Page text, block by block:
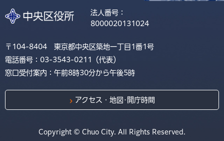
法人番号：
8000020131024
〒104-8404 東京都中央区築地一丁目1番1号
電話番号：03-3543-0211（代表）
窓口受付案内：午前8時30分から午後5時
アクセス・地図･開庁時間
Copyright © Chuo City. All Rights Reserved.